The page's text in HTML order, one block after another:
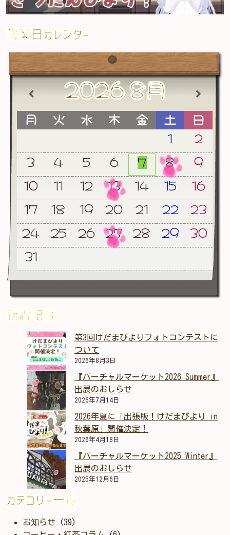
営業日カレンダー
2026 8月
月 火 水 木 金 土
日
1
2
3
4 5 6 7 8
9
10
11 12 13 14 15
16
17
18 19 20 21 22
23
24
25 26 27 28 29
30
31
新着記事
第3回けだまびよりフォトコンテストに
ついて
2026年8月3日
『バーチャルマーケット2026 Summer』
出展のおしらせ
2026年7月14日
2026年夏に「出張版！けだまびより in
秋葉原」開催決定！
2026年4月18日
『バーチャルマーケット2025 Winter』
出展のおしらせ
2025年12月6日
カテゴリー一覧
お知らせ (39)